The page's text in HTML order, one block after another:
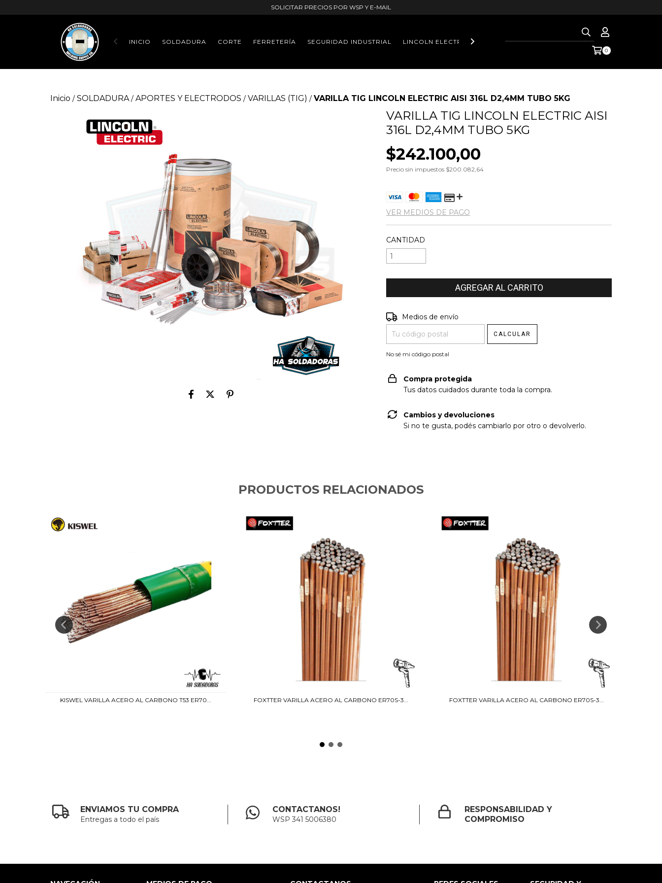
SOLICITAR PRECIOS POR WSP Y E-MAIL
INICIO SOLDADURA CORTE FERRETERÍA SEGURIDAD INDUSTRIAL LINCOLN ELECTRIC AXO WELDING AXO WELDING LASER
0
Inicio / SOLDADURA / APORTES Y ELECTRODOS / VARILLAS (TIG) / VARILLA TIG LINCOLN ELECTRIC AISI 316L D2,4MM TUBO 5KG
VARILLA TIG LINCOLN ELECTRIC AISI
316L D2,4MM TUBO 5KG
$242.100,00
Precio sin impuestos $200.082,64
VER MEDIOS DE PAGO
CANTIDAD
Entregas para el CP:
Medios de envío
CALCULAR
No sé mi código postal
Compra protegida
Tus datos cuidados durante toda la compra.
Cambios y devoluciones
Si no te gusta, podés cambiarlo por otro o devolverlo.
PRODUCTOS RELACIONADOS
KISWEL VARILLA ACERO AL CARBONO T53 ER70... FOXTTER VARILLA ACERO AL CARBONO ER70S-3... FOXTTER VARILLA ACERO AL CARBONO ER70S-3...
ENVIAMOS TU COMPRA
Entregas a todo el país
CONTACTANOS!
WSP 341 5006380
RESPONSABILIDAD Y
COMPROMISO